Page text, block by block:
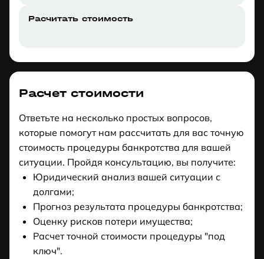
Расчитать стоимость
Расчет стоимости
Ответьте на несколько простых вопросов,
которые помогут нам рассчитать для вас точную
стоимость процедуры банкротства для вашей
ситуации. Пройдя консультацию, вы получите:
Юридический анализ вашей ситуации с
долгами;
Прогноз результата процедуры банкротства;
Оценку рисков потери имущества;
Расчет точной стоимости процедуры "под
ключ".